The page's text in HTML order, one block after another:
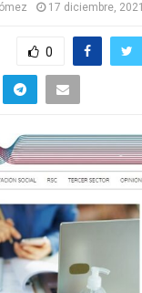
17 diciembre, 2021
0